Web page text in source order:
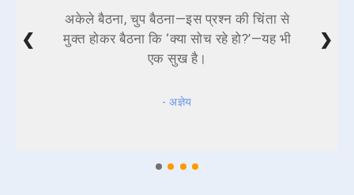
अकेले बैठना, चुप बैठना—इस प्रश्न की चिंता से
मुक्त होकर बैठना कि ‘क्या सोच रहे हो?’—यह भी
एक सुख है।
- अज्ञेय
❮ ❯